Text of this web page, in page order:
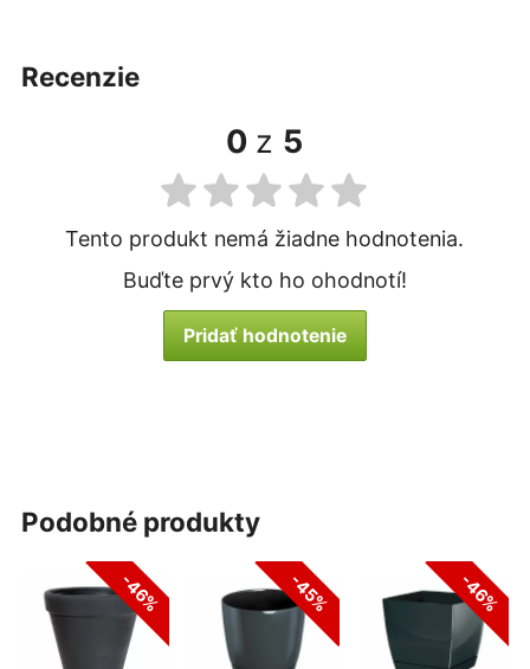
recenzie
0 z 5
Tento produkt nemá žiadne hodnotenia.
Buďte prvý kto ho ohodnotí!
Pridať hodnotenie
podobné produkty
-46% -45% -46%